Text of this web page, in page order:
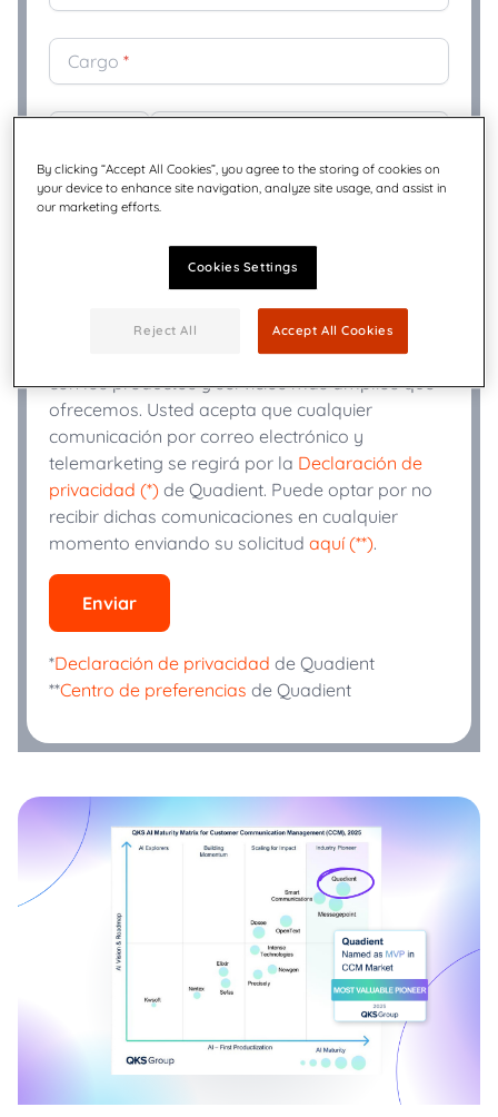
Cargo *
Industria*
Quadient puede utilizar la información que usted
proporcione para enviarle comunicaciones por
correo electrónico o telemarketing que puedan
estar relacionadas con el tema de su consulta o
con los productos y servicios más amplios que
ofrecemos. Usted acepta que cualquier
comunicación por correo electrónico y
telemarketing se regirá por la Declaración de
privacidad (*) de Quadient. Puede optar por no
recibir dichas comunicaciones en cualquier
momento enviando su solicitud aquí (**).
Enviar
*Declaración de privacidad de Quadient
**Centro de preferencias de Quadient
By clicking “Accept All Cookies”, you agree to the storing of cookies on
your device to enhance site navigation, analyze site usage, and assist in
our marketing efforts.
Cookies Settings
Reject All Accept All Cookies